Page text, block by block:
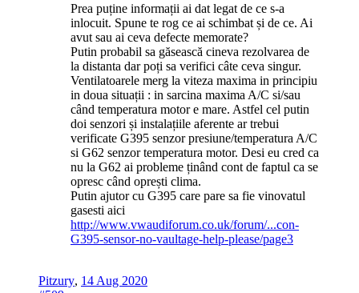
Prea puține informații ai dat legat de ce s-a
inlocuit. Spune te rog ce ai schimbat și de ce. Ai
avut sau ai ceva defecte memorate?
Putin probabil sa găsească cineva rezolvarea de
la distanta dar poți sa verifici câte ceva singur.
Ventilatoarele merg la viteza maxima in principiu
in doua situații : in sarcina maxima A/C si/sau
când temperatura motor e mare. Astfel cel putin
doi senzori și instalațiile aferente ar trebui
verificate G395 senzor presiune/temperatura A/C
si G62 senzor temperatura motor. Desi eu cred ca
nu la G62 ai probleme ținând cont de faptul ca se
opresc când oprești clima.
Putin ajutor cu G395 care pare sa fie vinovatul
gasesti aici
http://www.vwaudiforum.co.uk/forum/...con-
G395-sensor-no-vaultage-help-please/page3
Pitzury, 14 Aug 2020